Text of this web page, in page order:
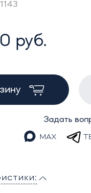
руб.
Задать
MAX